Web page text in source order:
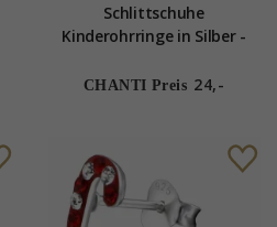
Schlittschuhe
Kinderohrringe in Silber -
CHANTI Preis 24,-